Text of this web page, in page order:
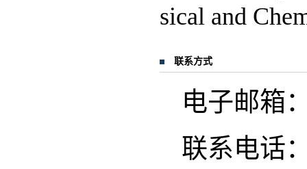
sical and
联系方式
电子邮箱
联系电话